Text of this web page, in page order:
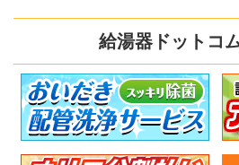
給湯器ドットコ